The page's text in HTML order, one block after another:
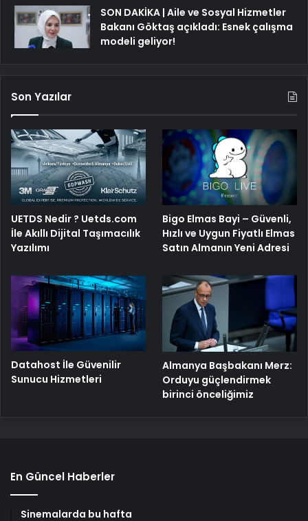
SON DAKİKA | Aile ve Sosyal Hizmetler
Bakanı Göktaş açıkladı: Esnek çalışma
modeli geliyor!
Son Yazılar
UETDS Nedir ? Uetds.com
İle Akıllı Dijital Taşımacılık
Yazılımı
Bigo Elmas Bayi – Güvenli,
Hızlı ve Uygun Fiyatlı Elmas
Satın Almanın Yeni Adresi
Datahost İle Güvenilir
Sunucu Hizmetleri
Almanya Başbakanı Merz:
Orduyu güçlendirmek
birinci önceliğimiz
En Güncel Haberler
Sinemalarda bu hafta